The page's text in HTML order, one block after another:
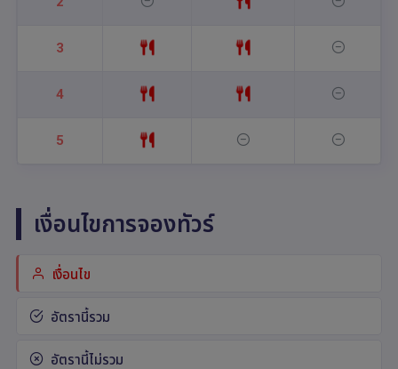
3
4
5
เงื่อนไขการจองทัวร์
เงื่อนไข
อัตรานี้รวม
อัตรานี้ไม่รวม